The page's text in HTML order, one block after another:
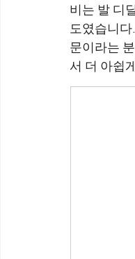
비는 발 디
도였습니
문이라는
서 더 아쉽